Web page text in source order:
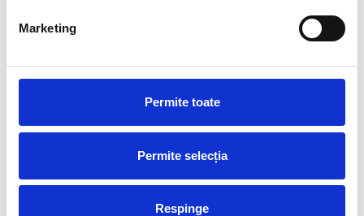
Marketing
Permite toate
Permite selecția
Respinge
Alexandru Pleșca
terapeut ABA
Irina Bujor
Coordonator
programe BMB şi
terapeut ABA